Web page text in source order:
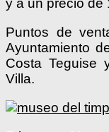
y a un precio de
Puntos de
Ayuntamiento
Costa Teguise
Villa.